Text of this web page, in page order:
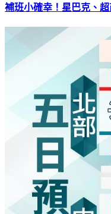
補班小確幸！星巴克、